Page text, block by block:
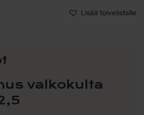
Lisää toivelistalle
valkokulta